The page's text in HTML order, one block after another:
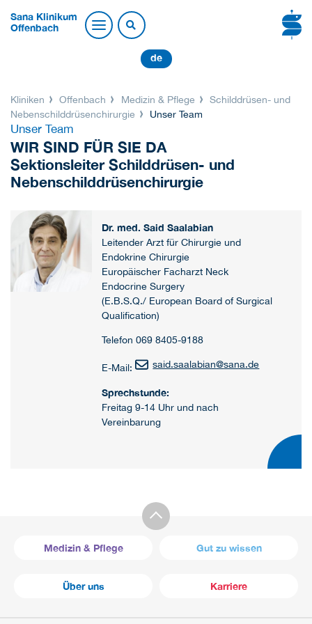
Sana Klinikum
Offenbach
de
Kliniken Offenbach Medizin & Pflege
Schilddrüsen- und
Nebenschilddrüsenchirurgie
Unser Team
Unser Team
WIR SIND FÜR SIE DA
Sektionsleiter Schilddrüsen- und
Nebenschilddrüsenchirurgie
Dr. med. Said Saalabian
Leitender Arzt für Chirurgie und
Endokrine Chirurgie
Europäischer Facharzt Neck
Endocrine Surgery
(E.B.S.Q./ European Board of Surgical
Qualification)
Telefon 069 8405-9188
E-Mail: said.saalabian@sana.de
Sprechstunde:
Freitag 9-14 Uhr und nach
Vereinbarung
Medizin & Pflege Gut zu wissen
Über uns Karriere